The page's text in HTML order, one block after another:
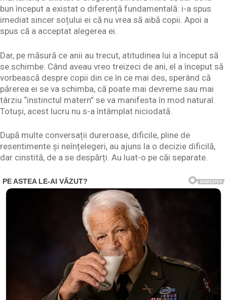
bun început a existat o diferență fundamentală: i-a spus
imediat sincer soțului ei că nu vrea să aibă copii. Apoi a
spus că a acceptat alegerea ei.
Dar, pe măsură ce anii au trecut, atitudinea lui a început să
se schimbe. Când aveau vreo treizeci de ani, el a început să
vorbească despre copii din ce în ce mai des, sperând că
părerea ei se va schimba, că poate mai devreme sau mai
târziu “instinctul matern” se va manifesta în mod natural.
Totuși, acest lucru nu s-a întâmplat niciodată.
După multe conversații dureroase, dificile, pline de
resentimente și neînțelegeri, au ajuns la o decizie dificilă,
dar cinstită, de a se despărți. Au luat-o pe căi separate.